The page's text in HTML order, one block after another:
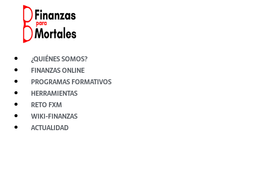
contenido
¿QUIÉNES SOMOS?
FINANZAS ONLINE
PROGRAMAS FORMATIVOS
HERRAMIENTAS
RETO FXM
WIKI-FINANZAS
ACTUALIDAD